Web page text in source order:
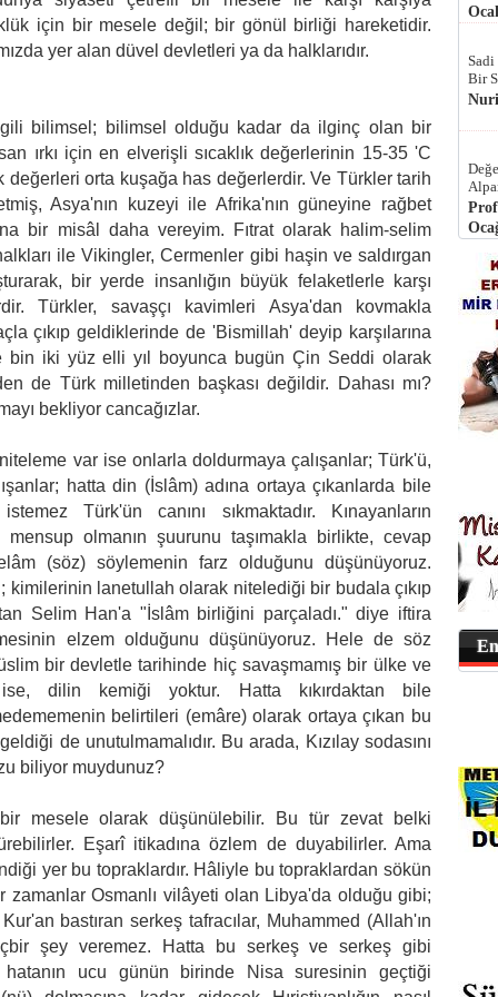
için bir mesele değil; bir gönül birliği hareketidir.
yer alan düvel devletleri ya da halklarıdır.
bilimsel; bilimsel olduğu kadar da ilginç olan bir
ırkı için en elverişli sıcaklık değerlerinin 15-35 'C
değerleri orta kuşağa has değerlerdir. Ve Türkler tarih
Asya'nın kuzeyi ile Afrika'nın güneyine rağbet
bir misâl daha vereyim. Fıtrat olarak halim-selim
ile Vikingler, Cermenler gibi haşin ve saldırgan
bir yerde insanlığın büyük felaketlerle karşı
Türkler, savaşçı kavimleri Asya'dan kovmakla
çıkıp geldiklerinde de 'Bismillah' deyip karşılarına
bin iki yüz elli yıl boyunca bugün Çin Seddi olarak
de Türk milletinden başkası değildir. Dahası mı?
bekliyor cancağızlar.
var ise onlarla doldurmaya çalışanlar; Türk'ü,
hatta din (İslâm) adına ortaya çıkanlarda bile
Türk'ün canını sıkmaktadır. Kınayanların
mensup olmanın şuurunu taşımakla birlikte, cevap
(söz) söylemenin farz olduğunu düşünüyoruz.
lanetullah olarak nitelediği bir budala çıkıp
Selim Han'a "İslâm birliğini parçaladı." diye iftira
elzem olduğunu düşünüyoruz. Hele de söz
bir devletle tarihinde hiç savaşmamış bir ülke ve
dilin kemiği yoktur. Hatta kıkırdaktan bile
belirtileri (emâre) olarak ortaya çıkan bu
de unutulmamalıdır. Bu arada, Kızılay sodasını
biliyor muydunuz?
mesele olarak düşünülebilir. Bu tür zevat belki
Eşarî itikadına özlem de duyabilirler. Ama
yer bu topraklardır. Hâliyle bu topraklardan sökün
zamanlar Osmanlı vilâyeti olan Libya'da olduğu gibi;
bastıran serkeş tafracılar, Muhammed (Allah'ın
şey veremez. Hatta bu serkeş ve serkeş gibi
hatanın ucu günün birinde Nisa suresinin geçtiği
Sadi
Bir